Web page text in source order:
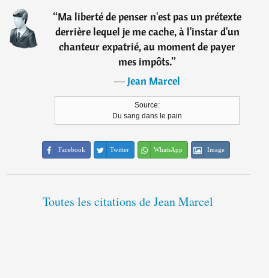
“Ma liberté de penser n'est pas un prétexte
derrière lequel je me cache, à l'instar d'un
chanteur expatrié, au moment de payer
mes impôts.”
―Jean Marcel
Source:
Du sang dans le pain
Facebook Twitter WhatsApp Image
Toutes les citations de Jean Marcel